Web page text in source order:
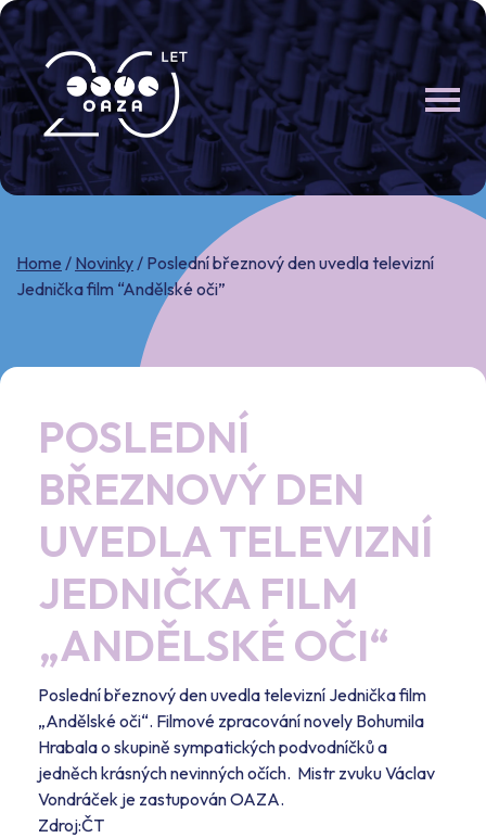
Skip
to
content
Home / Novinky/ Poslední březnový den uvedla televizní
Jednička film “Andělské oči”
POSLEDNÍ
BŘEZNOVÝ DEN
UVEDLA TELEVIZNÍ
JEDNIČKA FILM
„ANDĚLSKÉ OČI“
Poslední březnový den uvedla televizní Jednička film
„Andělské oči“. Filmové zpracování novely Bohumila
Hrabala o skupině sympatických podvodníčků a
jedněch krásných nevinných očích. Mistr zvuku Václav
Vondráček je zastupován OAZA.
Zdroj:ČT